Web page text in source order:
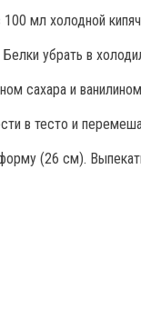
мл холодной
убрать в
сахара и
в тесто и
(26 см).